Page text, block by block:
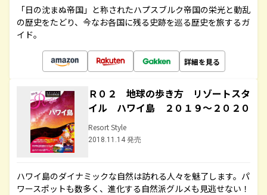
「日の沈まぬ帝国」と称されたハプスブルク帝国の栄光と動乱
の歴史をたどり、今なお各国に残る史跡を巡る歴史を旅するガ
イド。
詳細を見る
Ｒ０２ 地球の歩き方 リゾートスタ
イル ハワイ島 ２０１９～２０２０
Resort Style
2018.11.14 発売
ハワイ島のダイナミックな自然は訪れる人々を魅了します。パ
ワースポットも数多く、進化する自然派グルメも見逃せない！